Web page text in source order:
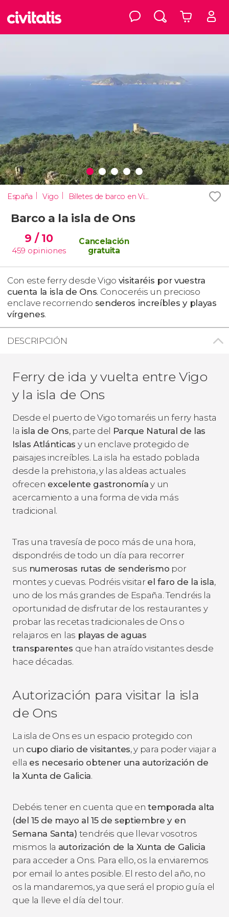
España Vigo Billetes de barco en Vigo
Barco a la isla de Ons
9 / 10
459 opiniones
Cancelación
gratuita
Con este ferry desde Vigo visitaréis por vuestra
cuenta la isla de Ons. Conoceréis un precioso
enclave recorriendo senderos increíbles y playas
vírgenes.
DESCRIPCIÓN
Ferry de ida y vuelta entre Vigo
y la isla de Ons
Desde el puerto de Vigo tomaréis un ferry hasta
la isla de Ons, parte del Parque Natural de las
Islas Atlánticas y un enclave protegido de
paisajes increíbles. La isla ha estado poblada
desde la prehistoria, y las aldeas actuales
ofrecen excelente gastronomía y un
acercamiento a una forma de vida más
tradicional.
Tras una travesía de poco más de una hora,
dispondréis de todo un día para recorrer
sus numerosas rutas de senderismo por
montes y cuevas. Podréis visitar el faro de la isla,
uno de los más grandes de España. Tendréis la
oportunidad de disfrutar de los restaurantes y
probar las recetas tradicionales de Ons o
relajaros en las playas de aguas
transparentes que han atraído visitantes desde
hace décadas.
Autorización para visitar la isla
de Ons
La isla de Ons es un espacio protegido con
un cupo diario de visitantes, y para poder viajar a
ella es necesario obtener una autorización de
la Xunta de Galicia.
Debéis tener en cuenta que entemporada alta
(del 15 de mayo al 15 de septiembre y en
Semana Santa) tendréis que llevar vosotros
mismos la autorización de la Xunta de Galicia
para acceder a Ons. Para ello, os la enviaremos
por email lo antes posible. El resto del año, no
os la mandaremos, ya que será el propio guía el
que la lleve el día del tour.